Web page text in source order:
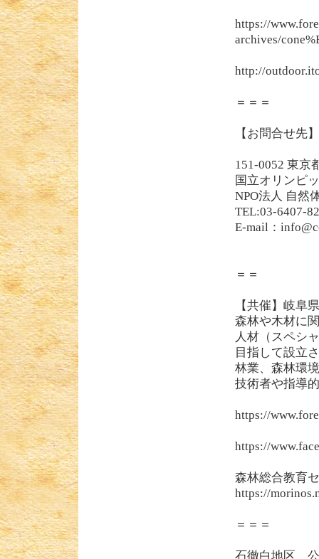
https://
archives/
http://
＝＝＝
【お問合せ
151-0052 東京
国立オリンピ
NPO法人 自然
TEL:03-6407-
E-mail：
＝＝
【共催】岐阜
森林や木材に
人材（スペシ
目指して設立
林業、森林環
技術者や指導
https://
https://
森林総合教育
https://
＝＝＝
石徹白地区